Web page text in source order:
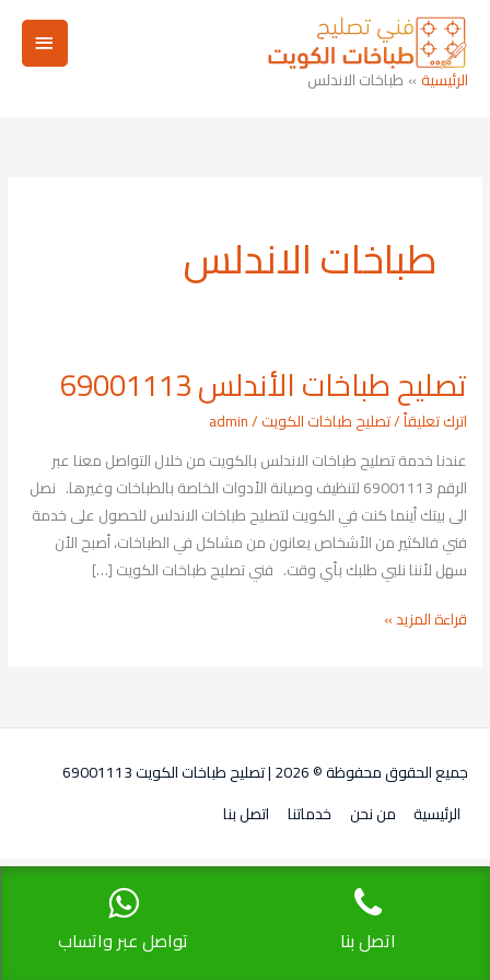
تخطي
المحتوى
الرئيسية طباخات الاندلس
طباخات الاندلس
تصليح طباخات الأندلس 69001113
اترك تعليقاً/تصليح طباخات الكويت/
admin
عندنا خدمة تصليح طباخات الاندلس بالكويت من خلال التواصل معنا عبر
الرقم 69001113 لتنظيف وصيانة الأدوات الخاصة بالطباخات وغيرها. نصل
الى بيتك أينما كنت في الكويت لتصليح طباخات الاندلس للحصول على خدمة
فني فالكثير من الأشخاص يعانون من مشاكل في الطباخات، أصبح الأن
سهل لأننا نلبي طلبك بأي وقت. فني تصليح طباخات الكويت […]
تصليح
طباخات
الأندلس
69001113
قراءة المزيد »
جميع الحقوق محفوظة © 2026 |
تصليح طباخات الكويت 69001113
الرئيسية
من نحن خدماتنا اتصل بنا
اتصل بنا تواصل عبر واتساب